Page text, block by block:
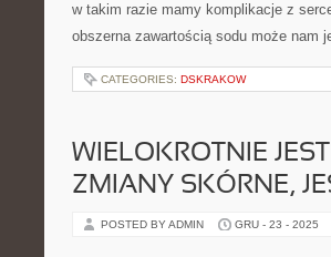
w takim razie mamy komplikacje z
obszerna zawartością sodu może
CATEGORIES: DSKRAKOW
WIELOKROTNIE
ZMIANY SKÓRNE,
POSTED BY ADMIN GRU - 23 - 2025